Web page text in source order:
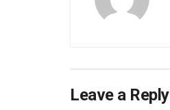
Leave a Reply